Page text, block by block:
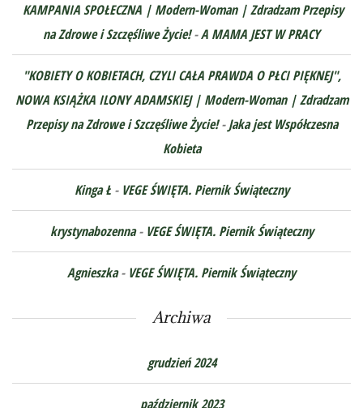
KAMPANIA SPOŁECZNA | Modern-Woman | Zdradzam Przepisy
na Zdrowe i Szczęśliwe Życie!-A MAMA JEST W PRACY
"KOBIETY O KOBIETACH, CZYLI CAŁA PRAWDA O PŁCI PIĘKNEJ",
NOWA KSIĄŻKA ILONY ADAMSKIEJ | Modern-Woman | Zdradzam
Przepisy na Zdrowe i Szczęśliwe Życie!-Jaka jest Współczesna
Kobieta
Kinga Ł- VEGE ŚWIĘTA. Piernik Świąteczny
krystynabozenna- VEGE ŚWIĘTA. Piernik Świąteczny
Agnieszka- VEGE ŚWIĘTA. Piernik Świąteczny
Archiwa
grudzień 2024
październik 2023